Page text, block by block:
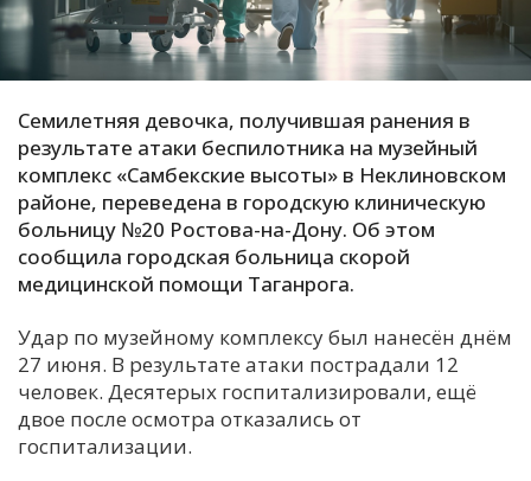
Е
И
К
М
Т
Х
Семилетняя девочка, получившая ранения в
результате атаки беспилотника на музейный
комплекс «Самбекские высоты» в Неклиновском
районе, переведена в городскую клиническую
больницу №20 Ростова-на-Дону. Об этом
сообщила городская больница скорой
медицинской помощи Таганрога.
Удар по музейному комплексу был нанесён днём
27 июня. В результате атаки пострадали 12
человек. Десятерых госпитализировали, ещё
двое после осмотра отказались от
госпитализации.